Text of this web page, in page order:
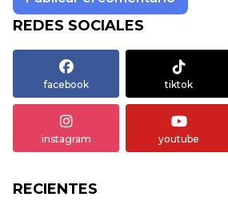
REDES SOCIALES
facebook tiktok
instagram youtube
RECIENTES